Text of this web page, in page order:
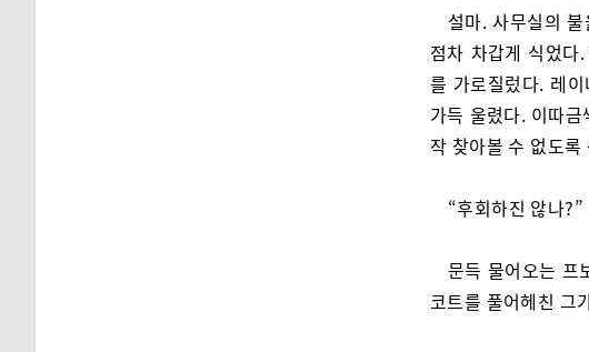
설마. 사무실의
점차 차갑게 식었다
를 가로질렀다. 레
가득 울렸다. 이따
작 찾아볼 수 없도
“후회하진 않나?”
문득 물어오는 프
코트를 풀어헤친 그